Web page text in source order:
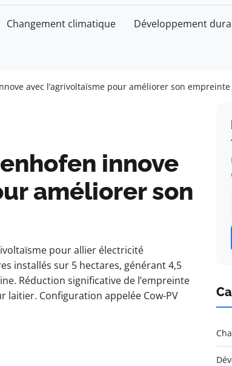
Changement climatique Développement
avec l’agrivoltaïsme pour améliorer son
innove
améliorer son
pour allier électricité
installés sur 5 hectares, générant 4,5
Réduction significative de l’empreinte
laitier. Configuration appelée Cow-PV